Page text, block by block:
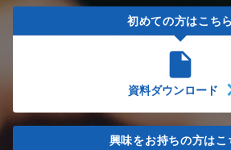
初めての方はこちら
insert_drive_file
資料ダウンロード
興味をお持ちの方はこ